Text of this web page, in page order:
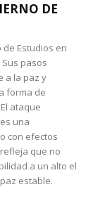
DE
de Estudios en
pasos
a la paz y
forma de
ataque
una
con efectos
que no
a un alto el
estable.